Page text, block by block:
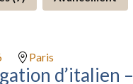
Paris
d’italien